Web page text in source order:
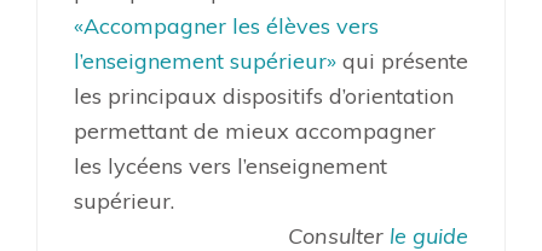
«Accompagner les élèves vers
l’enseignement supérieur» qui présente
les principaux dispositifs d’orientation
permettant de mieux accompagner
les lycéens vers l’enseignement
supérieur.
Consulter le guide